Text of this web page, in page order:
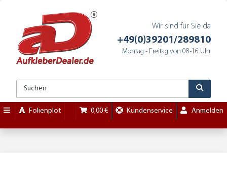
Wir sind für Sie da
+49(0)39201/289810
Montag - Freitag von 08-16 Uhr
Folienplot 0,00 € Kundenservice Anmelden